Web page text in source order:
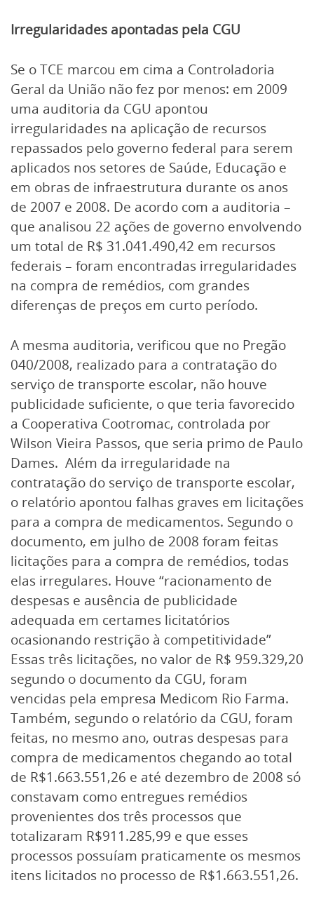
Irregularidades apontadas pela CGU
Se o TCE marcou em cima a Controladoria
Geral da União não fez por menos: em 2009
uma auditoria da CGU apontou
irregularidades na aplicação de recursos
repassados pelo governo federal para serem
aplicados nos setores de Saúde, Educação e
em obras de infraestrutura durante os anos
de 2007 e 2008. De acordo com a auditoria –
que analisou 22 ações de governo envolvendo
um total de R$ 31.041.490,42 em recursos
federais – foram encontradas irregularidades
na compra de remédios, com grandes
diferenças de preços em curto período.
A mesma auditoria, verificou que no Pregão
040/2008, realizado para a contratação do
serviço de transporte escolar, não houve
publicidade suficiente, o que teria favorecido
a Cooperativa Cootromac, controlada por
Wilson Vieira Passos, que seria primo de Paulo
Dames. Além da irregularidade na
contratação do serviço de transporte escolar,
o relatório apontou falhas graves em licitações
para a compra de medicamentos. Segundo o
documento, em julho de 2008 foram feitas
licitações para a compra de remédios, todas
elas irregulares. Houve “racionamento de
despesas e ausência de publicidade
adequada em certames licitatórios
ocasionando restrição à competitividade”
Essas três licitações, no valor de R$ 959.329,20
segundo o documento da CGU, foram
vencidas pela empresa Medicom Rio Farma.
Também, segundo o relatório da CGU, foram
feitas, no mesmo ano, outras despesas para
compra de medicamentos chegando ao total
de R$1.663.551,26 e até dezembro de 2008 só
constavam como entregues remédios
provenientes dos três processos que
totalizaram R$911.285,99 e que esses
processos possuíam praticamente os mesmos
itens licitados no processo de R$1.663.551,26.